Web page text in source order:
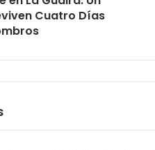
Cuatro Días